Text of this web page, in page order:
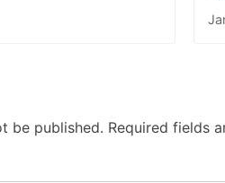
be published. Required fields